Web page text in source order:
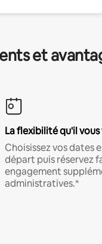
et
La flexibilité qu'il
Choisissez vos dates
départ puis réservez
engagement
administratives.*